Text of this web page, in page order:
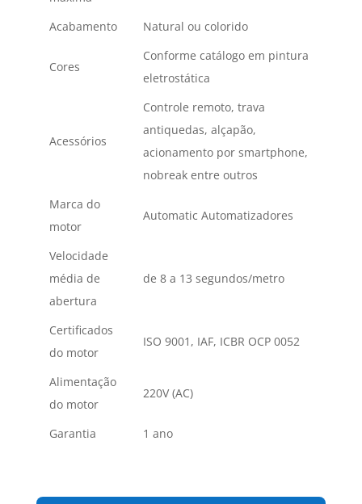
Acabamento Natural ou colorido
Cores
Conforme catálogo em pintura
eletrostática
Acessórios
Controle remoto, trava
antiquedas, alçapão,
acionamento por smartphone,
nobreak entre outros
Marca do
motor
Automatic Automatizadores
Velocidade
média de
abertura
de 8 a 13 segundos/metro
Certificados
do motor
ISO 9001, IAF, ICBR OCP 0052
Alimentação
do motor
220V (AC)
Garantia 1 ano